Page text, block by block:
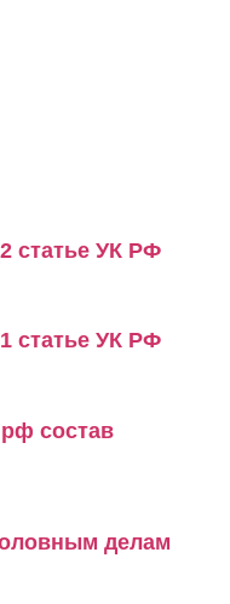
статье УК РФ
статье УК РФ
состав
делам